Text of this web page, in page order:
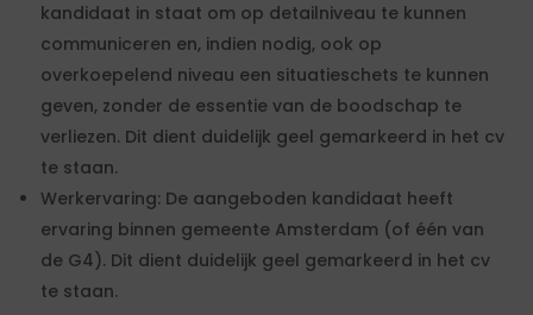
kandidaat in staat om op detailniveau te kunnen
communiceren en, indien nodig, ook op
overkoepelend niveau een situatieschets te kunnen
geven, zonder de essentie van de boodschap te
verliezen. Dit dient duidelijk geel gemarkeerd in het cv
te staan.
Werkervaring: De aangeboden kandidaat heeft
ervaring binnen gemeente Amsterdam (of één van
de G4). Dit dient duidelijk geel gemarkeerd in het cv
te staan.